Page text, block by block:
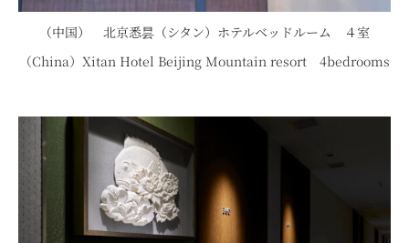
（中国） 北京悉昙（シタン）ホテルベッドルーム ４室
（China）Xitan Hotel Beijing Mountain resort 4bedrooms